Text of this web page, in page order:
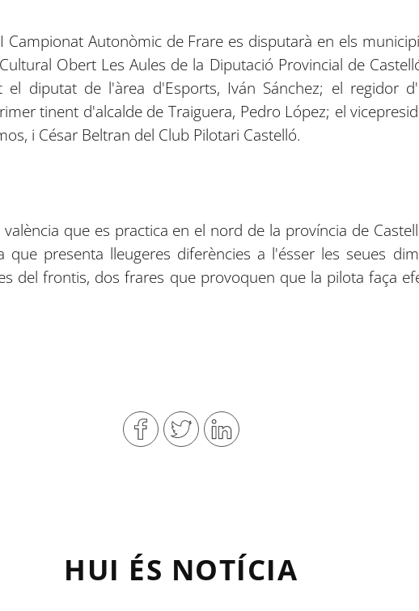
Campionat Autonòmic de Frare es disputarà en els
Obert Les Aules de la Diputació Provincial de
el diputat de l'àrea d'Esports, Iván Sánchez; el regidor
tinent d'alcalde de Traiguera, Pedro López; el
i César Beltran del Club Pilotari Castelló.
que es practica en el nord de la província de
presenta lleugeres diferències a l'ésser les seues
del frontis, dos frares que provoquen que la pilota faça
HUI ÉS NOTÍCIA